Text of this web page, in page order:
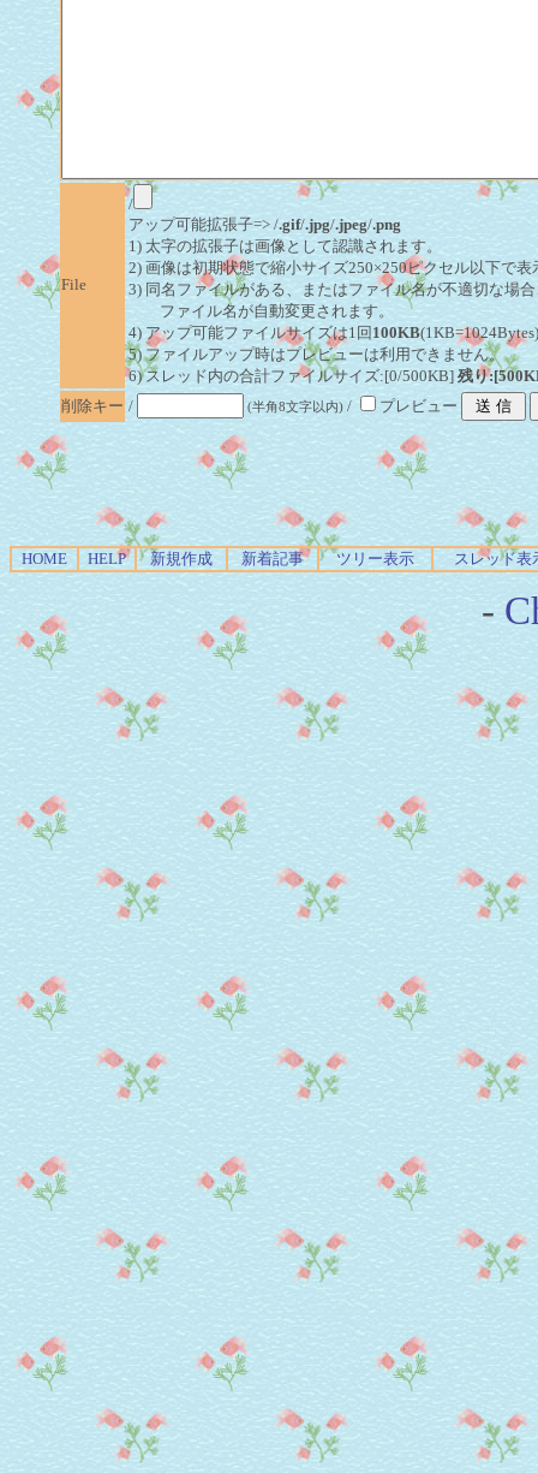
File
/
アップ可能拡張子=> /.gif/.jpg/.jpeg/.png
1) 太字の拡張子は画像として認識されます。
2) 画像は初期状態で縮小サイズ250×250ピクセル以下で表
3) 同名ファイルがある、またはファイル名が不適切な場
ファイル名が自動変更されます。
4) アップ可能ファイルサイズは1回 100KB
5) ファイルアップ時はプレビューは利用できません。
6) スレッド内の合計ファイルサイズ:[0/500KB] 残り
削除キー / (半角8文字以内) / プレビュー
HOME HELP 新規作成 新着記事 ツリー表示 スレッド表
-